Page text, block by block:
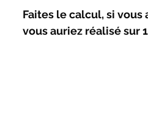
Faites le calcul, si vous
vous auriez réalisé sur